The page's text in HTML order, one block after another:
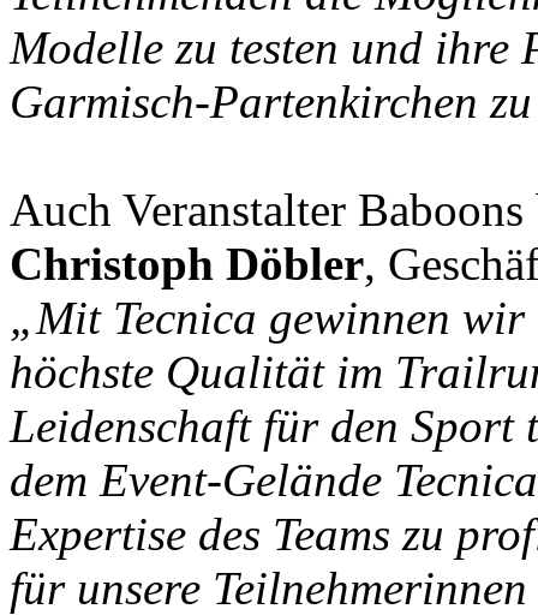
Modelle zu testen und ihre
Garmisch-Partenkirchen
Auch Veranstalter
Christoph Döbler,
„Mit Tecnica gewinnen
höchste Qualität im
Leidenschaft für den
dem Event-Gelände
Expertise des Teams zu
für unsere